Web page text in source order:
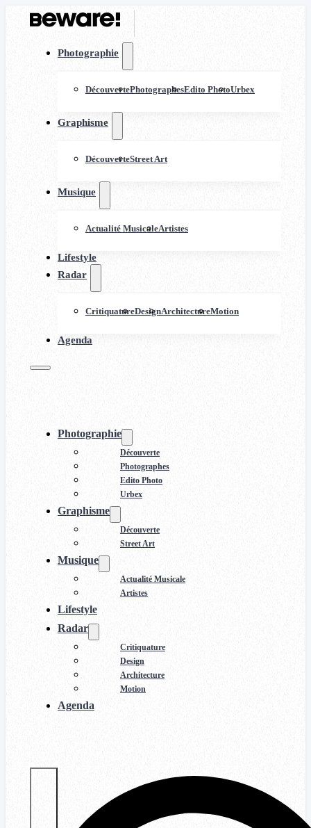
Photographie
DécouvertePhotographesEdito PhotoUrbex
Graphisme
DécouverteStreet Art
Musique
Actualité MusicaleArtistes
Lifestyle
Radar
CritiquatureDesignArchitectureMotion
Agenda
Photographie
Découverte
Photographes
Edito Photo
Urbex
Graphisme
Découverte
Street Art
Musique
Actualité Musicale
Artistes
Lifestyle
Radar
Critiquature
Design
Architecture
Motion
Agenda